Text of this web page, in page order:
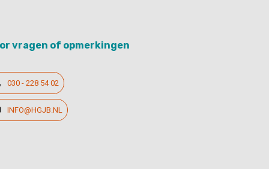
vragen of opmerkingen
030 - 228 54 02
INFO@HGJB.NL